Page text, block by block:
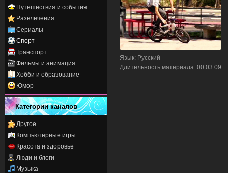
Путешествия и события
Развлечения
Сериалы
Спорт
Транспорт
Фильмы и анимация
Хобби и образование
Юмор
Категории каналов
Другое
Компьютерные игры
Красота и здоровье
Люди и блоги
Музыка
Язык: Русский
Длительность материала: 00:03:09